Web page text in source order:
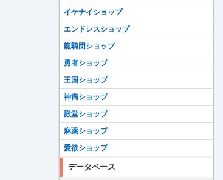
イケナイショップ
エンドレスショップ
龍騎団ショップ
勇者ショップ
王国ショップ
神裔ショップ
殿堂ショップ
麻薬ショップ
愛欲ショップ
データベース